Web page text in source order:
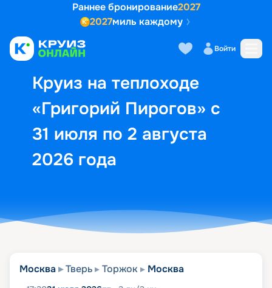
Раннее бронирование2027
2027миль каждому
Войти
Круиз на теплоходе
«Григорий Пирогов» с
31 июля по 2 августа
2026 года
Выбор кают Маршрут и
Москва Тверь Торжок Москва